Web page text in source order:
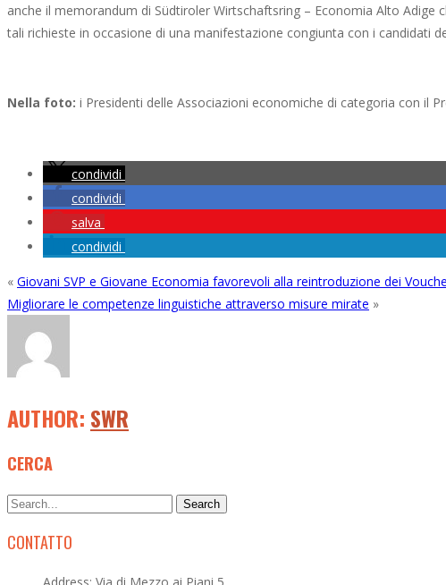
anche il memorandum di Südtiroler Wirtschaftsring – Economia Alto Adige
tali richieste in occasione di una manifestazione congiunta con i candidati
Nella foto: i Presidenti delle Associazioni economiche di categoria con il
condividi
condividi
salva
condividi
« Giovani SVP e Giovane Economia favorevoli alla reintroduzione dei
Migliorare le competenze linguistiche attraverso misure mirate »
AUTHOR: SWR
CERCA
CONTATTO
Address: Via di Mezzo ai Piani 5